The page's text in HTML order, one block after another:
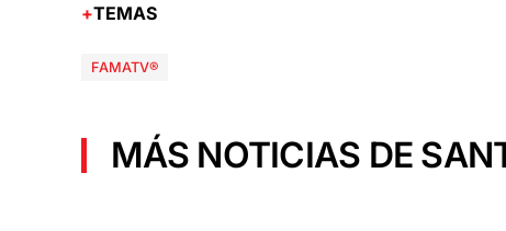
TEMAS
FAMATV®
MÁS NOTICIAS DE